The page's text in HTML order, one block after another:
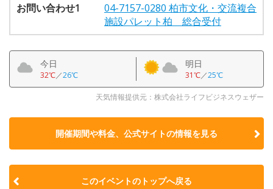
お問い合わせ1
04-7157-0280 柏市文化・交流複合
施設パレット柏 総合受付
今日
32℃／26℃
明日
31℃／25℃
天気情報提供元：株式会社ライフビジネスウェザー
開催期間や料金、公式サイトの情報を見る
このイベントのトップへ戻る